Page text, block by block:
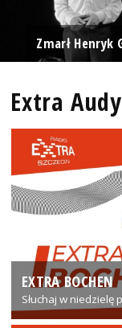
Zmarł Henryk
Extra
EXTRA BOCHEN
Słuchaj w niedzielę